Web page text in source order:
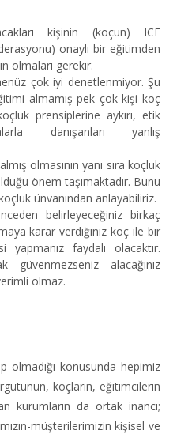
kişinin (koçun) ICF
onaylı bir eğitimden
olmaları gerekir.
çok iyi denetlenmiyor. Şu
almamış pek çok kişi koç
prensiplerine aykırı, etik
danışanları yanlış
olmasının yanı sıra koçluk
önem taşımaktadır. Bunu
ünvanından anlayabiliriz.
belirleyeceğiniz birkaç
karar verdiğiniz koç ile bir
yapmanız faydalı olacaktır.
alacağınız
olmaz.
olmadığı konusunda hepimiz
koçların, eğitimcilerin
kurumların da ortak inancı;
müşterilerimizin kişisel ve